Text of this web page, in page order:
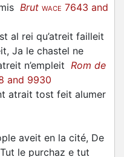
Brut WACE 7643 and
al rei qu’atreit failleit
Ja le chastel ne
n’empleit Rom de
and 9930
atrait tost feit alumer
aveit en la cité, De
le purchaz e tut